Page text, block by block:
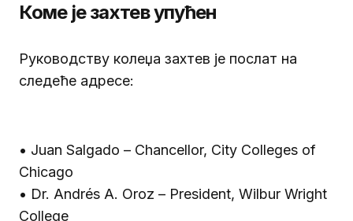
Коме је захтев упућен
Руководству колеџа захтев је послат на
следеће адресе:
• Juan Salgado – Chancellor, City Colleges of
Chicago
• Dr. Andrés A. Oroz – President, Wilbur Wright
College